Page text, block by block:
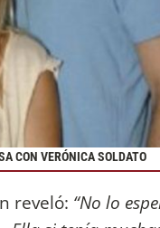
CON VERÓNICA SOLDATO
reveló: “No lo